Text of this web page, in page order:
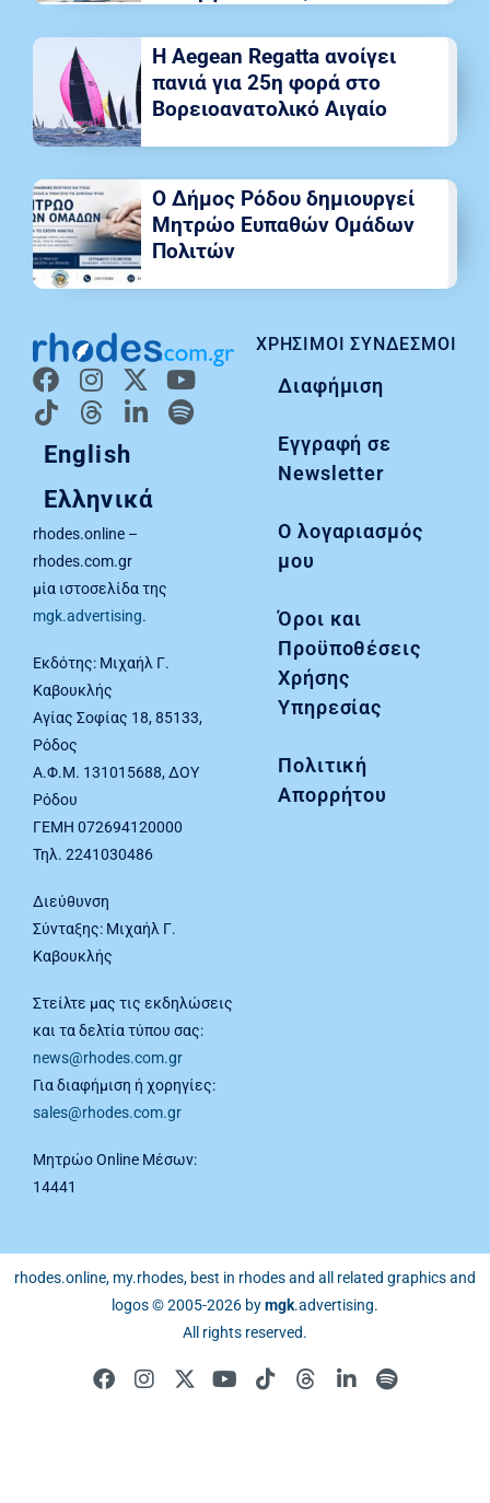
English
Ελληνικά
rhodes.online –
rhodes.com.gr
μία ιστοσελίδα της
mgk.advertising.
Εκδότης: Μιχαήλ Γ.
Καβουκλής
Αγίας Σοφίας 18, 85133,
Ρόδος
Α.Φ.Μ. 131015688, ΔΟΥ
Ρόδου
ΓΕΜΗ 072694120000
Τηλ. 2241030486
Διεύθυνση
Σύνταξης: Μιχαήλ Γ.
Καβουκλής
Στείλτε μας τις εκδηλώσεις
και τα δελτία τύπου σας:
news@rhodes.com.gr
Για διαφήμιση ή χορηγίες:
sales@rhodes.com.gr
Μητρώο Online Μέσων:
14441
ΧΡΉΣΙΜΟΙ ΣΎΝΔΕΣΜΟΙ
Διαφήμιση
Εγγραφή σε
Newsletter
Ο λογαριασμός
μου
Όροι και
Προϋποθέσεις
Χρήσης
Υπηρεσίας
Πολιτική
Απορρήτου
Η Aegean Regatta ανοίγει
πανιά για 25η φορά στο
Βορειοανατολικό Αιγαίο
Ο Δήμος Ρόδου δημιουργεί
Μητρώο Ευπαθών Ομάδων
Πολιτών
rhodes.online, my.rhodes, best in rhodes and all related graphics and
logos © 2005-2026 bymgk.advertising.
All rights reserved.